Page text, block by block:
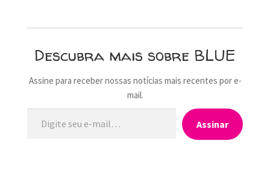
Descubra mais sobre BLUE
Assine para receber nossas notícias mais recentes por e-
mail.
Digite seu e-mail…
Assinar